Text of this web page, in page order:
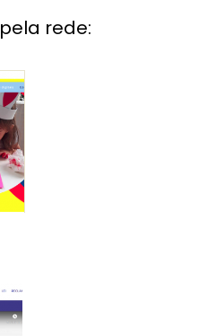
rede: